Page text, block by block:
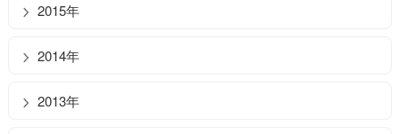
2015年
2014年
2013年